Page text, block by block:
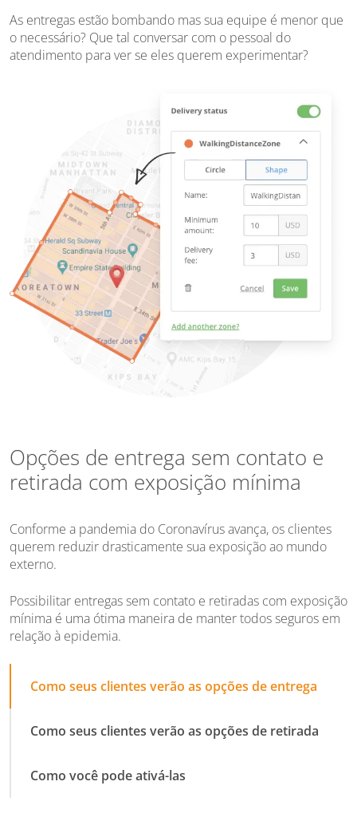
As entregas estão bombando mas sua equipe é menor que
o necessário? Que tal conversar com o pessoal do
atendimento para ver se eles querem experimentar?
Opções de entrega sem contato e
retirada com exposição mínima
Conforme a pandemia do Coronavírus avança, os clientes
querem reduzir drasticamente sua exposição ao mundo
externo.
Possibilitar entregas sem contato e retiradas com exposição
mínima é uma ótima maneira de manter todos seguros em
relação à epidemia.
Como seus clientes verão as opções de entrega
Como seus clientes verão as opções de retirada
Como você pode ativá-las